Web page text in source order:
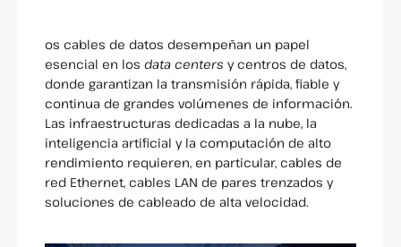
os cables de datos desempeñan un papel
esencial en los data centers y centros de datos,
donde garantizan la transmisión rápida, fiable y
continua de grandes volúmenes de información.
Las infraestructuras dedicadas a la nube, la
inteligencia artificial y la computación de alto
rendimiento requieren, en particular, cables de
red Ethernet, cables LAN de pares trenzados y
soluciones de cableado de alta velocidad.